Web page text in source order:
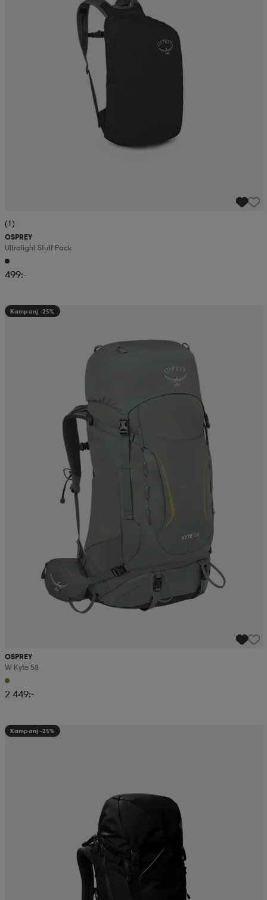
(1)
OSPREY
Ultralight Stuff Pack
499:-
Kampanj -25%
OSPREY
W Kyte 58
2 449:-
Kampanj -25%